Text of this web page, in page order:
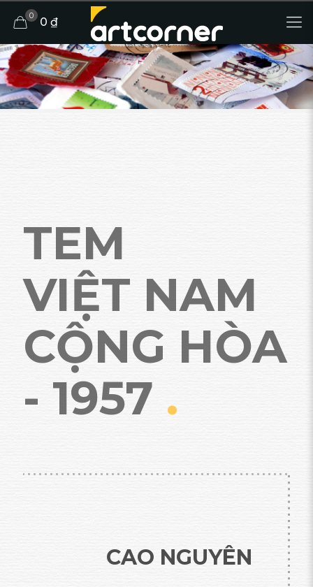
0 0 ₫
TEM
VIỆT NAM
CỘNG HÒA
- 1957 .
CAO NGUYÊN